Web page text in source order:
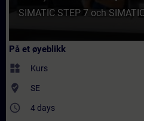
SIMATIC STEP 7 och
På et øyeblikk
widgets Kurs
where_to_vote SE
access_time 4 days